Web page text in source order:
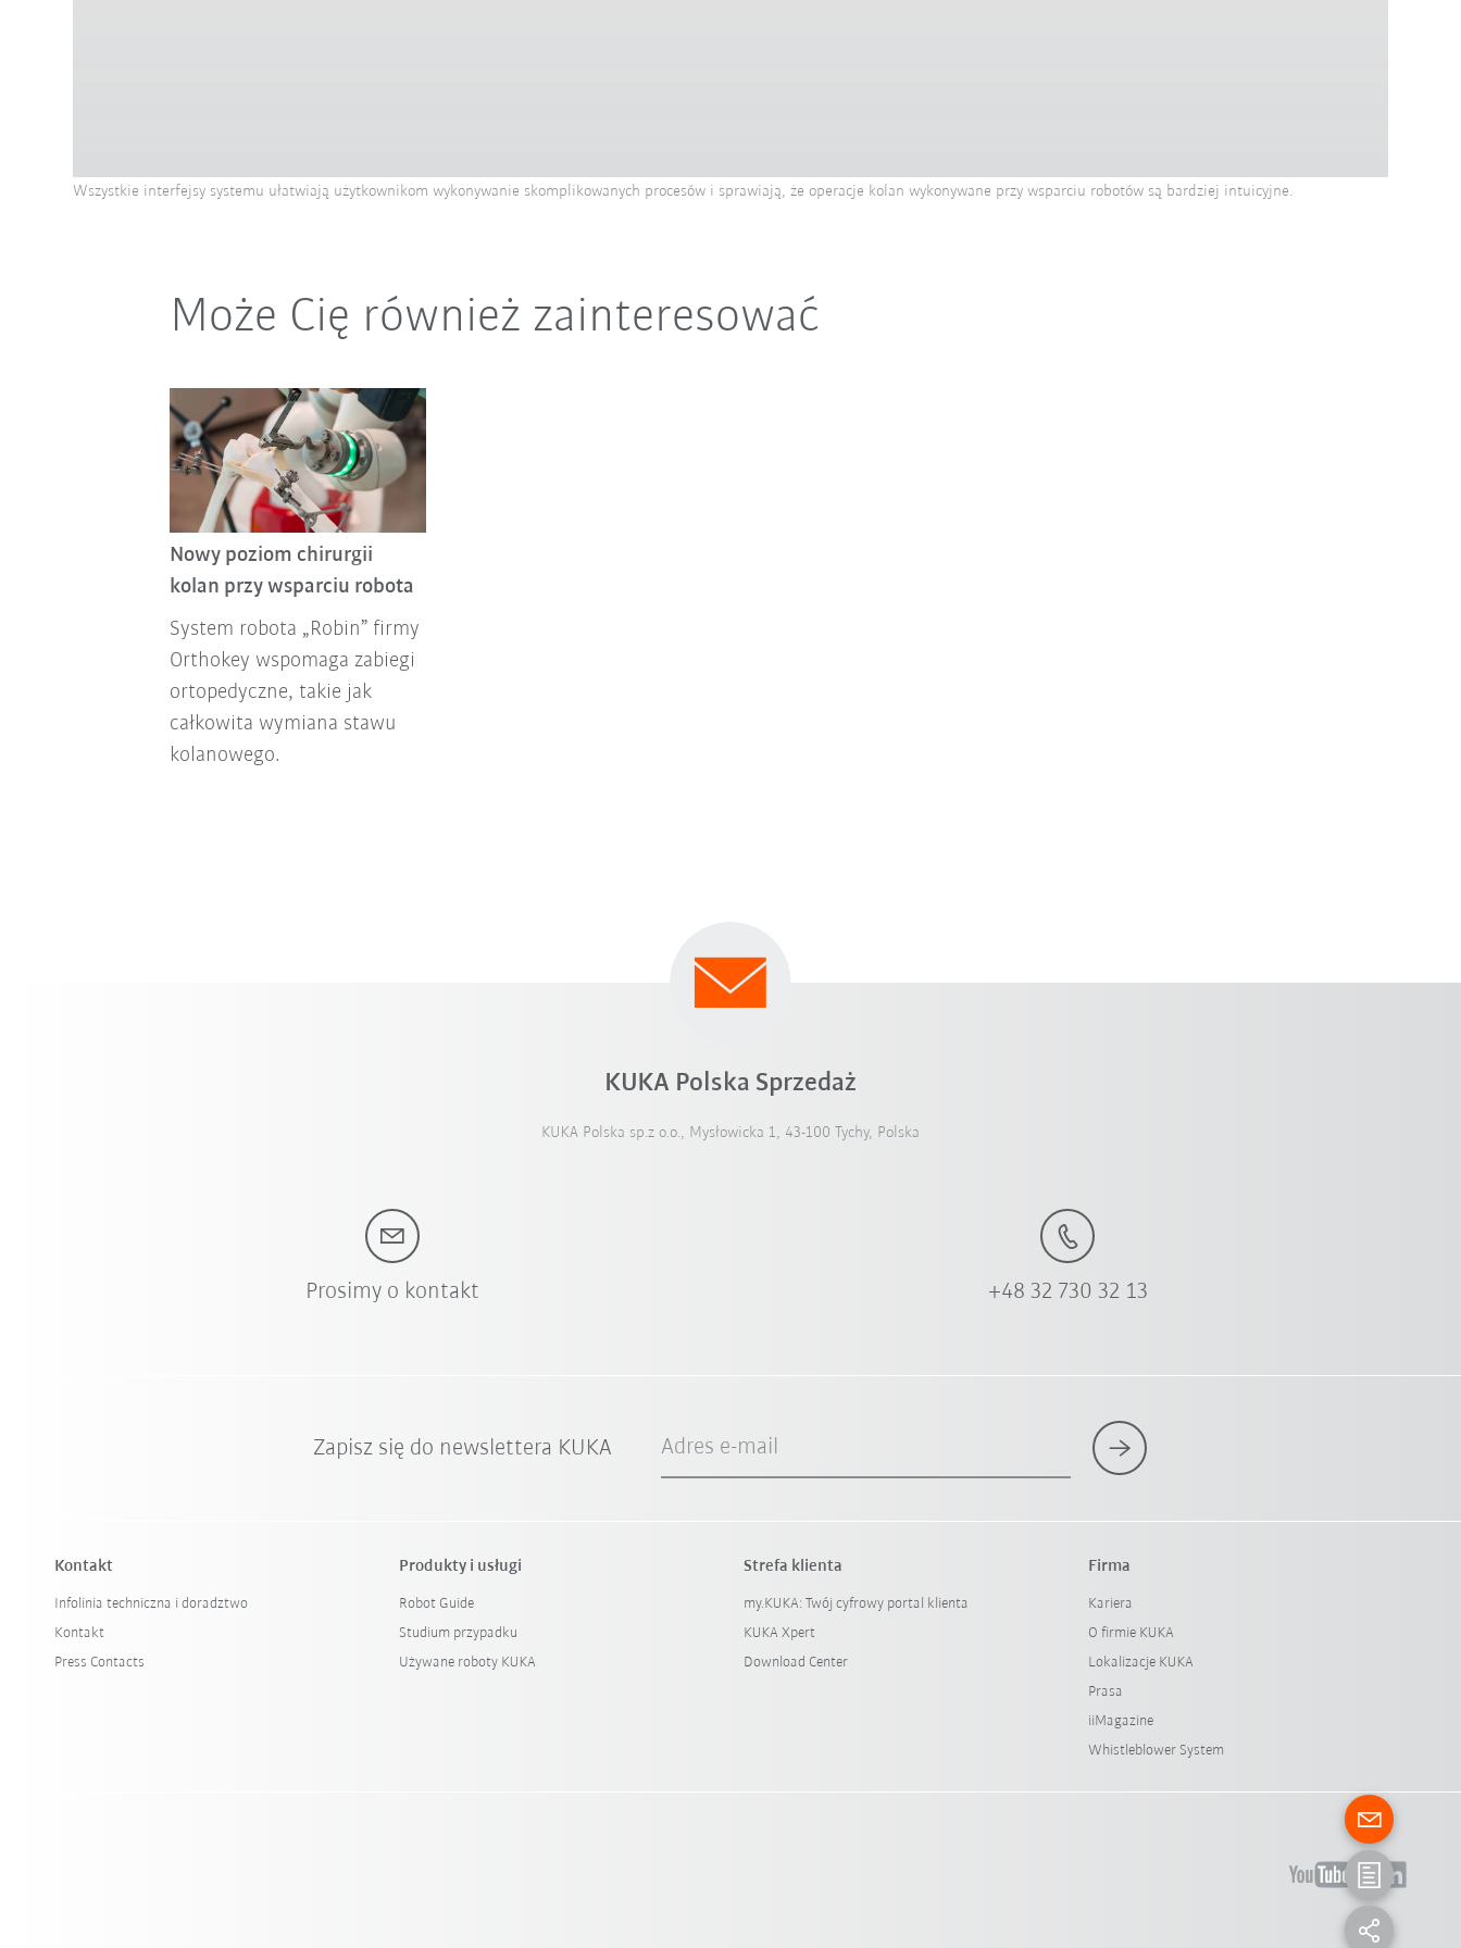
Wszystkie interfejsy systemu ułatwiają użytkownikom wykonywanie skomplikowanych procesów i sprawiają, że operacje kolan wykonywane przy wsparciu robotów są bardziej intuicyjne.
Może Cię również zainteresować
Nowy poziom chirurgii
kolan przy wsparciu robota
System robota „Robin” firmy
Orthokey wspomaga zabiegi
ortopedyczne, takie jak
całkowita wymiana stawu
kolanowego.
KUKA Polska Sprzedaż
KUKA Polska sp.z o.o., Mysłowicka 1, 43-100 Tychy, Polska
Prosimy o kontakt +48 32 730 32 13
Zapisz się do newslettera KUKA Adres e-mail
Kontakt
Infolinia techniczna i doradztwo
Kontakt
Press Contacts
Produkty i usługi
Robot Guide
Studium przypadku
Używane roboty KUKA
Strefa klienta
my.KUKA: Twój cyfrowy portal klienta
KUKA Xpert
Download Center
Firma
Kariera
O firmie KUKA
Lokalizacje KUKA
Prasa
iiMagazine
Whistleblower System